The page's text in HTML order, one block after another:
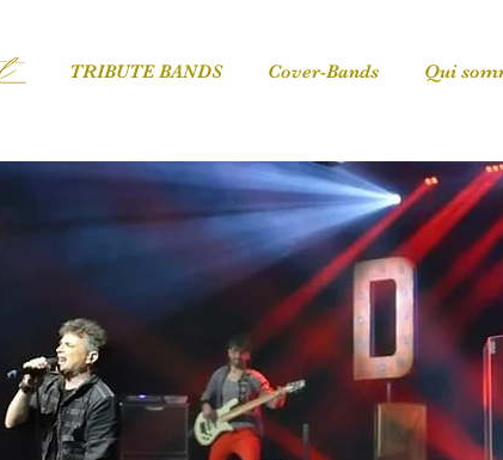
TRIBUTE BANDS Cover-Bands Qui